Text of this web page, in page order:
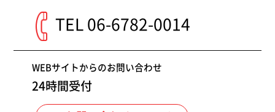
TEL 06-6782-0014
WEBサイトからのお問い合わせ
24時間受付